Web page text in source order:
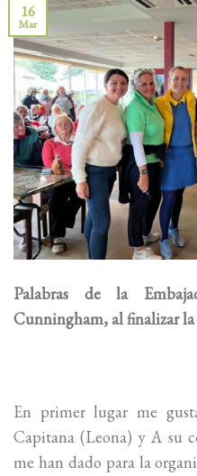
16
Mar
Palabras de la
Cunningham, al finalizar la
En primer lugar me
Capitana (Leona) y A su
me han dado para la